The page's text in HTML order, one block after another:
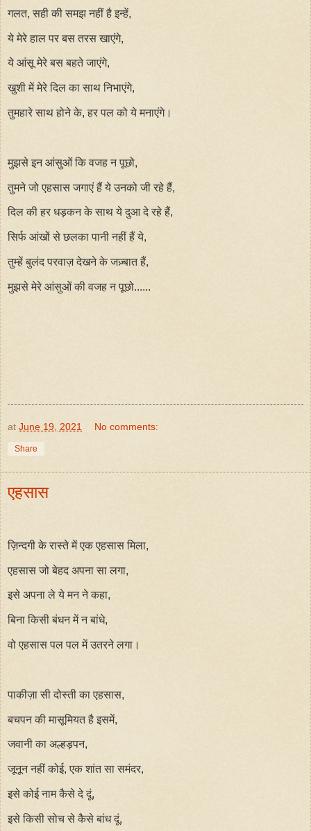
गलत, सही की समझ नहीं है इन्हें,
ये मेरे हाल पर बस तरस खाएंगे,
ये आंसू मेरे बस बहते जाएंगे,
खुशी में मेरे दिल का साथ निभाएंगे,
तुमहारे साथ होने के, हर पल को ये मनाएंगे।
मुझसे इन आंसुओं कि वजह न पूछो,
तुमने जो एहसास जगाएं हैं ये उनको जी रहे हैं,
दिल की हर धड़कन के साथ ये दुआ दे रहे हैं,
सिर्फ आंखों से छलका पानी नहीं हैं ये,
तुम्हें बुलंद परवाज़ देखने के जज़्बात हैं,
मुझसे मेरे आंसुओं की वजह न पूछो......
at June 19, 2021 No comments:
Share
एहसास
ज़िन्दगी के रास्ते में एक एहसास मिला,
एहसास जो बेहद अपना सा लगा,
इसे अपना ले ये मन ने कहा,
बिना किसी बंधन में न बांधे,
वो एहसास पल पल में उतरने लगा।
पाकीज़ा सी दोस्ती का एहसास,
बचपन की मासूमियत है इसमें,
जवानी का अल्हड़पन,
जूनून नहीं कोई, एक शांत सा समंदर,
इसे कोई नाम कैसे दे दूं,
इसे किसी सोच से कैसे बांध दूं,